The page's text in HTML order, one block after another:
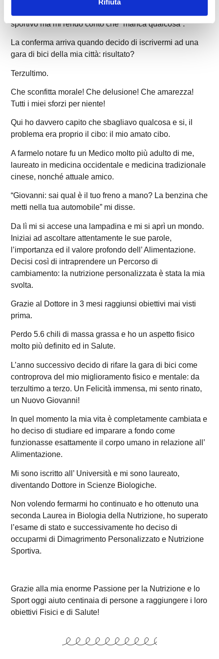
sportivo ma mi rendo conto che “manca qualcosa”.
La conferma arriva quando decido di iscrivermi ad una
gara di bici della mia città: risultato?
Terzultimo.
Che sconfitta morale! Che delusione! Che amarezza!
Tutti i miei sforzi per niente!
Qui ho davvero capito che sbagliavo qualcosa e si, il
problema era proprio il cibo: il mio amato cibo.
A farmelo notare fu un Medico molto più adulto di me,
laureato in medicina occidentale e medicina tradizionale
cinese, nonché attuale amico.
“Giovanni: sai qual è il tuo freno a mano? La benzina che
metti nella tua automobile” mi disse.
Da lì mi si accese una lampadina e mi si aprì un mondo.
Iniziai ad ascoltare attentamente le sue parole,
l’importanza ed il valore profondo dell’ Alimentazione.
Decisi così di intraprendere un Percorso di
cambiamento: la nutrizione personalizzata è stata la mia
svolta.
Grazie al Dottore in 3 mesi raggiunsi obiettivi mai visti
prima.
Perdo 5.6 chili di massa grassa e ho un aspetto fisico
molto più definito ed in Salute.
L’anno successivo decido di rifare la gara di bici come
controprova del mio miglioramento fisico e mentale: da
terzultimo a terzo. Un Felicità immensa, mi sento rinato,
un Nuovo Giovanni!
In quel momento la mia vita è completamente cambiata e
ho deciso di studiare ed imparare a fondo come
funzionasse esattamente il corpo umano in relazione all’
Alimentazione.
Mi sono iscritto all’ Università e mi sono laureato,
diventando Dottore in Scienze Biologiche.
Non volendo fermarmi ho continuato e ho ottenuto una
seconda Laurea in Biologia della Nutrizione, ho superato
l’esame di stato e successivamente ho deciso di
occuparmi di Dimagrimento Personalizzato e Nutrizione
Sportiva.
Grazie alla mia enorme Passione per la Nutrizione e lo
Sport oggi aiuto centinaia di persone a raggiungere i loro
obiettivi Fisici e di Salute!